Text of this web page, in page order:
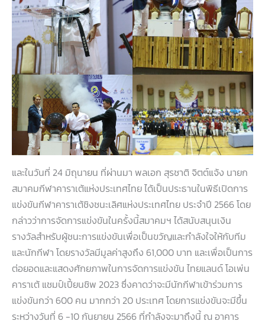
และในวันที่ 24 มิถุนายน ที่ผ่านมา พลเอก สุรชาติ จิตต์แจ้ง นายก
สมาคมกีฬาคาราเต้แห่งประเทศไทย ได้เป็นประธานในพิธีเปิดการ
แข่งขันกีฬาคาราเต้ชิงชนะเลิศแห่งประเทศไทย ประจำปี 2566 โดย
กล่าวว่าการจัดการแข่งขันในครั้งนี้สมาคมฯ ได้สนับสนุนเงิน
รางวัลสำหรับผู้ชนะการแข่งขันเพื่อเป็นขวัญและกำลังใจให้กับทีม
และนักกีฬา โดยรางวัลมีมูลค่าสูงถึง 61,000 บาท และเพื่อเป็นการ
ต่อยอดและแสดงศักยภาพในการจัดการแข่งขัน ไทยแลนด์ โอเพ่น
คาราเต้ แชมป์เปี้ยนชิพ 2023 ซึ่งคาดว่าจะมีนักกีฬาเข้าร่วมการ
แข่งขันกว่า 600 คน มากกว่า 20 ประเทศ โดยการแข่งขันจะมีขึ้น
ระหว่างวันที่ 6 -10 กันยายน 2566 ที่กำลังจะมาถึงนี้ ณ อาคาร